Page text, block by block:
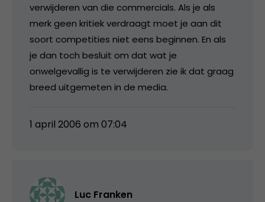
verwijderen van die commercials. Als je als
merk geen kritiek verdraagt moet je aan dit
soort competities niet eens beginnen. En als
je dan toch besluit om dat wat je
onwelgevallig is te verwijderen zie ik dat graag
breed uitgemeten in de media.
1 april 2006 om 07:04
Luc Franken